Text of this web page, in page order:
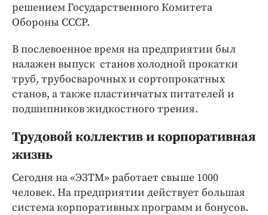
решением Государственного Комитета
Обороны СССР.
В послевоенное время на предприятии был
налажен выпуск станов холодной прокатки
труб, трубосварочных и сортопрокатных
станов, а также пластинчатых питателей и
подшипников жидкостного трения.
Трудовой коллектив и корпоративная
жизнь
Сегодня на «ЭЗТМ» работает свыше 1000
человек. На предприятии действует большая
система корпоративных программ и бонусов.